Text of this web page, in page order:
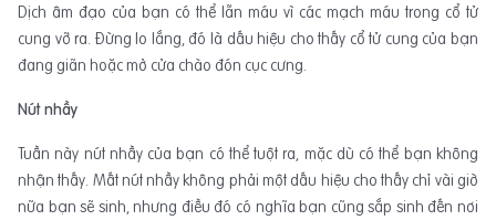
Dịch âm đạo của bạn có thể lẫn máu vì các mạch máu trong cổ tử
cung vỡ ra. Đừng lo lắng, đó là dấu hiệu cho thấy cổ tử cung của bạn
đang giãn hoặc mở cửa chào đón cục cưng.
Nút nhầy
Tuần này nút nhầy của bạn có thể tuột ra, mặc dù có thể bạn không
nhận thấy. Mất nút nhầy không phải một dấu hiệu cho thấy chỉ vài giờ
nữa bạn sẽ sinh, nhưng điều đó có nghĩa bạn cũng sắp sinh đến nơi